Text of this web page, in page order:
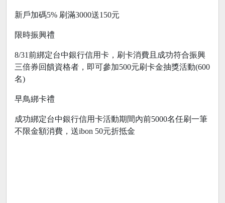
新戶加碼5% 刷滿3000送150元
限時振興禮
8/31前綁定台中銀行信用卡，刷卡消費且成功符合振興
三倍券回饋資格者，即可參加500元刷卡金抽獎活動(600
名)
早鳥綁卡禮
成功綁定台中銀行信用卡活動期間內前5000名任刷一筆
不限金額消費，送ibon 50元折抵金